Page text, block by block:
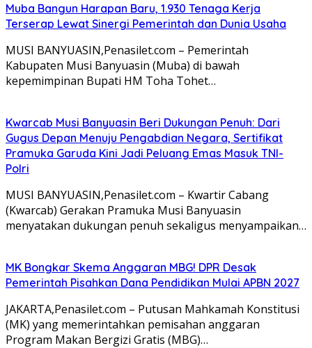
Muba Bangun Harapan Baru, 1.930 Tenaga Kerja
Terserap Lewat Sinergi Pemerintah dan Dunia Usaha
MUSI BANYUASIN,Penasilet.com – Pemerintah
Kabupaten Musi Banyuasin (Muba) di bawah
kepemimpinan Bupati HM Toha Tohet…
Kwarcab Musi Banyuasin Beri Dukungan Penuh: Dari
Gugus Depan Menuju Pengabdian Negara, Sertifikat
Pramuka Garuda Kini Jadi Peluang Emas Masuk TNI-
Polri
MUSI BANYUASIN,Penasilet.com – Kwartir Cabang
(Kwarcab) Gerakan Pramuka Musi Banyuasin
menyatakan dukungan penuh sekaligus menyampaikan…
MK Bongkar Skema Anggaran MBG! DPR Desak
Pemerintah Pisahkan Dana Pendidikan Mulai APBN 2027
JAKARTA,Penasilet.com – Putusan Mahkamah Konstitusi
(MK) yang memerintahkan pemisahan anggaran
Program Makan Bergizi Gratis (MBG)…